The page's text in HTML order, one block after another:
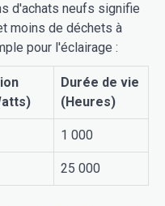
d'achats neufs signifie
moins de déchets à
pour l'éclairage :
Durée de vie
(Heures)
1 000
25 000